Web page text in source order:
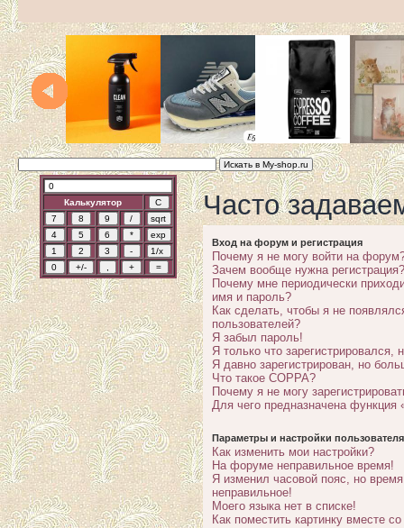
Калькулятор Часто
Вход на форум и регистрация
Почему я не могу войти на
Зачем вообще нужна регистрация?
Почему мне периодически
имя и пароль?
Как сделать, чтобы я не
пользователей?
Я забыл пароль!
Я только что зарегистрировался,
Я давно зарегистрирован, но
Что такое COPPA?
Почему я не могу
Для чего предназначена функция
Параметры и настройки пользователя
Как изменить мои настройки?
На форуме неправильное время!
Я изменил часовой пояс, но
неправильное!
Моего языка нет в списке!
Как поместить картинку вместе